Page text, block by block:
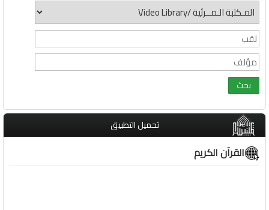
تحميل التطبيق
القرآن الكريم